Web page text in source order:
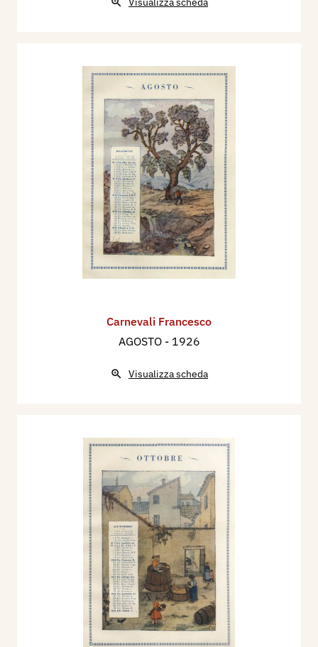
Carnevali Francesco
AGOSTO - 1926
Visualizza scheda